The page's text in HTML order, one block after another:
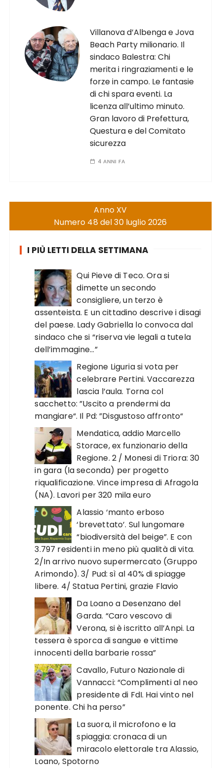
Villanova d’Albenga e Jova
Beach Party milionario. Il
sindaco Balestra: Chi
merita i ringraziamenti e le
forze in campo. Le fantasie
di chi spara eventi. La
licenza all’ultimo minuto.
Gran lavoro di Prefettura,
Questura e del Comitato
sicurezza
4 ANNI FA
Anno XV
Numero 48 del 30 luglio 2026
I PIÙ LETTI DELLA SETTIMANA
Qui Pieve di Teco. Ora si
dimette un secondo
consigliere, un terzo è
assenteista. E un cittadino descrive i disagi
del paese. Lady Gabriella lo convoca dal
sindaco che si “riserva vie legali a tutela
dell’immagine…”
Regione Liguria si vota per
celebrare Pertini. Vaccarezza
lascia l’aula. Torna col
sacchetto: ”Uscito a prendermi da
mangiare“. Il Pd: ”Disgustoso affronto“
Mendatica, addio Marcello
Storace, ex funzionario della
Regione. 2 / Monesi di Triora: 30
in gara (la seconda) per progetto
riqualificazione. Vince impresa di Afragola
(NA). Lavori per 320 mila euro
Alassio ‘manto erboso
‘brevettato’. Sul lungomare
“biodiversità del beige”. E con
3.797 residenti in meno più qualità di vita.
2/In arrivo nuovo supermercato (Gruppo
Arimondo). 3/ Pud: sì al 40% di spiagge
libere. 4/ Statua Pertini, grazie Flavio
Da Loano a Desenzano del
Garda. “Caro vescovo di
Verona, si è iscritto all’Anpi. La
tessera è sporca di sangue e vittime
innocenti della barbarie rossa”
Cavallo, Futuro Nazionale di
Vannacci: “Complimenti al neo
presidente di FdI. Hai vinto nel
ponente. Chi ha perso”
La suora, il microfono e la
spiaggia: cronaca di un
miracolo elettorale tra Alassio,
Loano, Spotorno